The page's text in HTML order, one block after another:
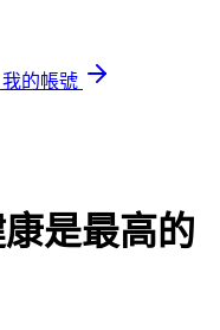
我的帳號
是最高的